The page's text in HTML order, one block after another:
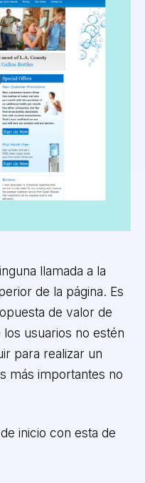
llamada a la
de la página. Es
de valor de
usuarios no estén
para realizar un
más importantes no
inicio con esta de